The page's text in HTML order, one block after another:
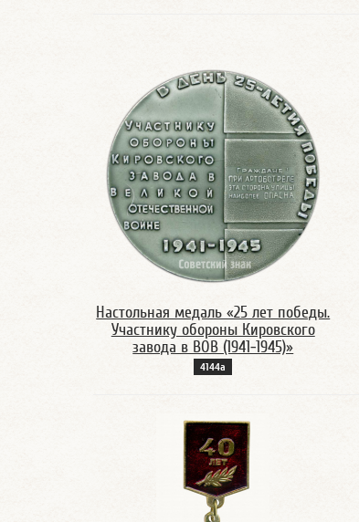
Настольная медаль «25 лет победы.
Участнику обороны Кировского
завода в ВОВ (1941-1945)»
4144а